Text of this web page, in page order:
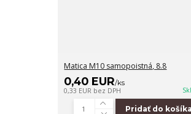
Matica M10 samopoistná, 8.8
0,40 EUR/ks
0,33 EUR bez DPH
Pridať do košíka